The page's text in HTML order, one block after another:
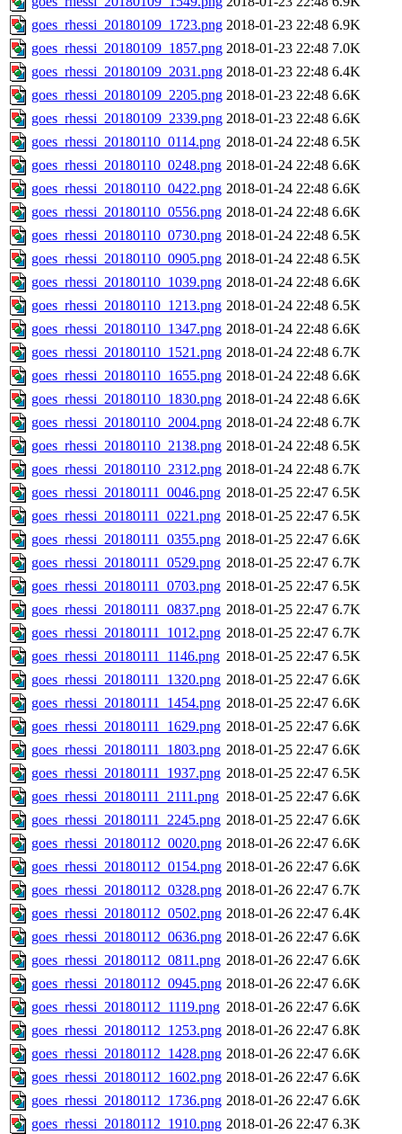
goes_rhessi_20180109_1723.png 2018-01-23 22:48 6.9K
goes_rhessi_20180109_1857.png 2018-01-23 22:48 7.0K
goes_rhessi_20180109_2031.png 2018-01-23 22:48 6.4K
goes_rhessi_20180109_2205.png 2018-01-23 22:48 6.6K
goes_rhessi_20180109_2339.png 2018-01-23 22:48 6.6K
goes_rhessi_20180110_0114.png 2018-01-24 22:48 6.5K
goes_rhessi_20180110_0248.png 2018-01-24 22:48 6.6K
goes_rhessi_20180110_0422.png 2018-01-24 22:48 6.6K
goes_rhessi_20180110_0556.png 2018-01-24 22:48 6.6K
goes_rhessi_20180110_0730.png 2018-01-24 22:48 6.5K
goes_rhessi_20180110_0905.png 2018-01-24 22:48 6.5K
goes_rhessi_20180110_1039.png 2018-01-24 22:48 6.6K
goes_rhessi_20180110_1213.png 2018-01-24 22:48 6.5K
goes_rhessi_20180110_1347.png 2018-01-24 22:48 6.6K
goes_rhessi_20180110_1521.png 2018-01-24 22:48 6.7K
goes_rhessi_20180110_1655.png 2018-01-24 22:48 6.6K
goes_rhessi_20180110_1830.png 2018-01-24 22:48 6.6K
goes_rhessi_20180110_2004.png 2018-01-24 22:48 6.7K
goes_rhessi_20180110_2138.png 2018-01-24 22:48 6.5K
goes_rhessi_20180110_2312.png 2018-01-24 22:48 6.7K
goes_rhessi_20180111_0046.png 2018-01-25 22:47 6.5K
goes_rhessi_20180111_0221.png 2018-01-25 22:47 6.5K
goes_rhessi_20180111_0355.png 2018-01-25 22:47 6.6K
goes_rhessi_20180111_0529.png 2018-01-25 22:47 6.7K
goes_rhessi_20180111_0703.png 2018-01-25 22:47 6.5K
goes_rhessi_20180111_0837.png 2018-01-25 22:47 6.7K
goes_rhessi_20180111_1012.png 2018-01-25 22:47 6.7K
goes_rhessi_20180111_1146.png 2018-01-25 22:47 6.5K
goes_rhessi_20180111_1320.png 2018-01-25 22:47 6.6K
goes_rhessi_20180111_1454.png 2018-01-25 22:47 6.6K
goes_rhessi_20180111_1629.png 2018-01-25 22:47 6.6K
goes_rhessi_20180111_1803.png 2018-01-25 22:47 6.6K
goes_rhessi_20180111_1937.png 2018-01-25 22:47 6.5K
goes_rhessi_20180111_2111.png 2018-01-25 22:47 6.6K
goes_rhessi_20180111_2245.png 2018-01-25 22:47 6.6K
goes_rhessi_20180112_0020.png 2018-01-26 22:47 6.6K
goes_rhessi_20180112_0154.png 2018-01-26 22:47 6.6K
goes_rhessi_20180112_0328.png 2018-01-26 22:47 6.7K
goes_rhessi_20180112_0502.png 2018-01-26 22:47 6.4K
goes_rhessi_20180112_0636.png 2018-01-26 22:47 6.6K
goes_rhessi_20180112_0811.png 2018-01-26 22:47 6.6K
goes_rhessi_20180112_0945.png 2018-01-26 22:47 6.6K
goes_rhessi_20180112_1119.png 2018-01-26 22:47 6.6K
goes_rhessi_20180112_1253.png 2018-01-26 22:47 6.8K
goes_rhessi_20180112_1428.png 2018-01-26 22:47 6.6K
goes_rhessi_20180112_1602.png 2018-01-26 22:47 6.6K
goes_rhessi_20180112_1736.png 2018-01-26 22:47 6.6K
goes_rhessi_20180112_1910.png 2018-01-26 22:47 6.3K